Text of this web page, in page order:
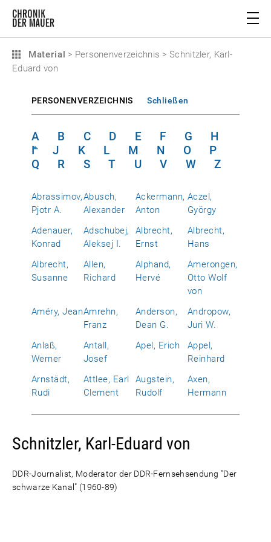
Material > Personenverzeichnis > Schnitzler, Karl-
Eduard von
PERSONENVERZEICHNIS Schließen
A B C D E F G
H
I
J K L M N O
P
Q
R S T U V W Z
Abrassimov,
Pjotr A.
Abusch,
Alexander
Ackermann,
Anton
Aczel,
György
Adenauer,
Konrad
Adschubej,
Aleksej I.
Albrecht,
Ernst
Albrecht,
Hans
Albrecht,
Susanne
Allen,
Richard
Alphand,
Hervé
Amerongen,
Otto Wolf
von
Améry, JeanAmrehn,
Franz
Anderson,
Dean G.
Andropow,
Juri W.
Anlaß,
Werner
Antall,
Josef
Apel, Erich
Appel,
Reinhard
Arnstädt,
Rudi
Attlee, Earl
Clement
Augstein,
Rudolf
Axen,
Hermann
Schnitzler, Karl-Eduard von
DDR-Journalist, Moderator der DDR-Fernsehsendung "Der
schwarze Kanal" (1960-89)